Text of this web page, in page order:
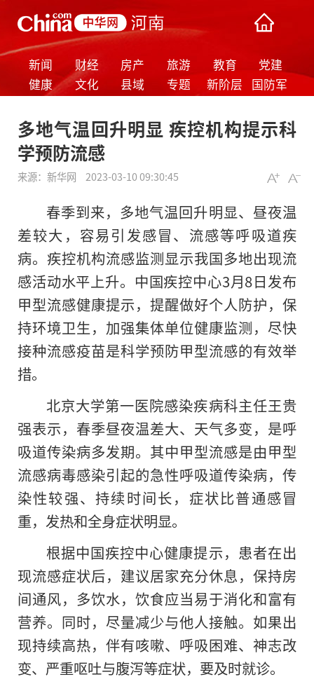
新闻 财经 房产 旅游 教育
党建
健康
文化 县域 专题 新阶层
国防军
多地气温回升明显 疾控机构提示科
学预防流感
来源： 新华网 2023-03-10 09:30:45
春季到来，多地气温回升明显、昼夜温
差较大，容易引发感冒、流感等呼吸道疾
病。疾控机构流感监测显示我国多地出现流
感活动水平上升。中国疾控中心3月8日发布
甲型流感健康提示，提醒做好个人防护，保
持环境卫生，加强集体单位健康监测，尽快
接种流感疫苗是科学预防甲型流感的有效举
措。
北京大学第一医院感染疾病科主任王贵
强表示，春季昼夜温差大、天气多变，是呼
吸道传染病多发期。其中甲型流感是由甲型
流感病毒感染引起的急性呼吸道传染病，传
染性较强、持续时间长，症状比普通感冒
重，发热和全身症状明显。
根据中国疾控中心健康提示，患者在出
现流感症状后，建议居家充分休息，保持房
间通风，多饮水，饮食应当易于消化和富有
营养。同时，尽量减少与他人接触。如果出
现持续高热，伴有咳嗽、呼吸困难、神志改
变、严重呕吐与腹泻等症状，要及时就诊。